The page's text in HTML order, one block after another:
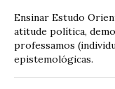
Ensinar Estudo
atitude política,
professamos
epistemológicas.